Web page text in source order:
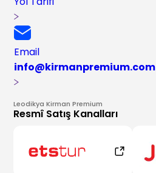
Email
info@kirmanpremium.com
Leodikya Kirman Premium
Resmî Satış Kanalları